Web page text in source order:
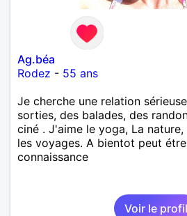
Ag.béa
Rodez - 55 ans
Je cherche une relation
sorties, des balades, des
ciné . J'aime le yoga, La nature,
les voyages. A bientot peut
connaissance
Voir le profil